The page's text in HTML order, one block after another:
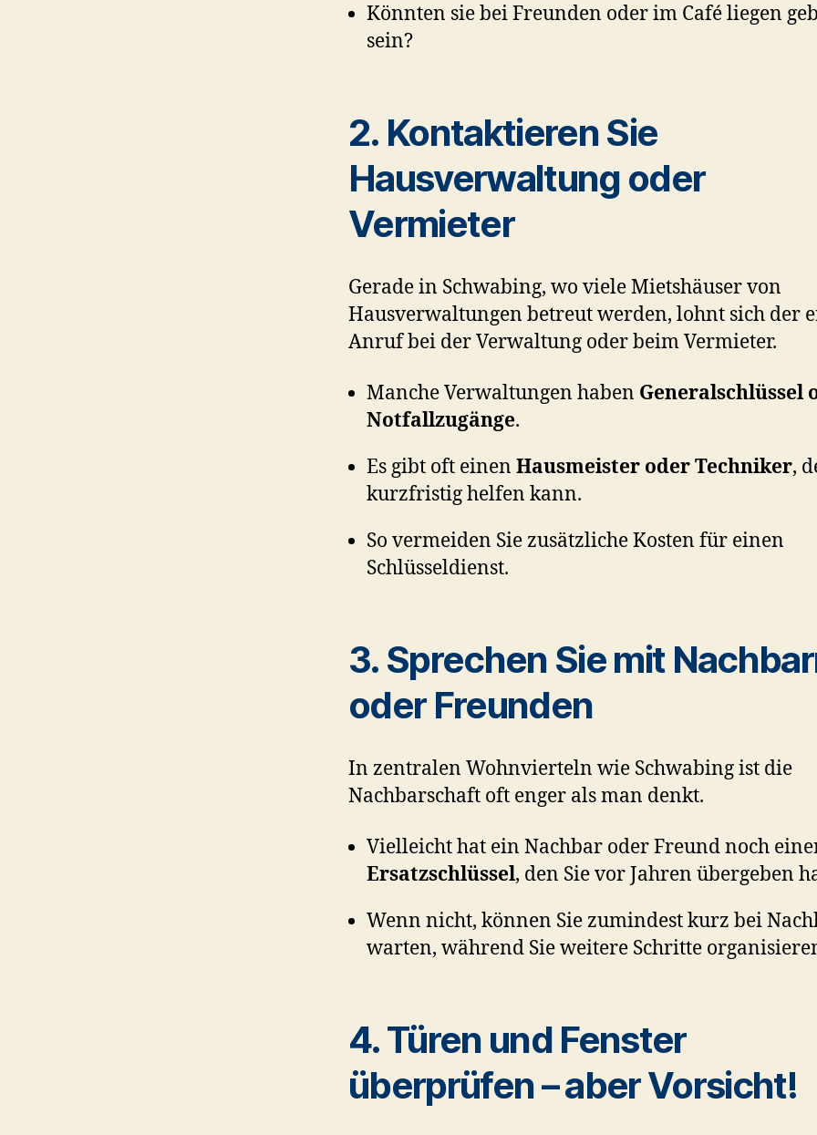
Könnten sie bei Freunden oder im Café liegen
sein?
2. Kontaktieren Sie
Hausverwaltung oder
Vermieter
Gerade in Schwabing, wo viele Mietshäuser von
Hausverwaltungen betreut werden, lohnt sich der
Anruf bei der Verwaltung oder beim Vermieter.
Manche Verwaltungen haben Generalschlüssel
Notfallzugänge.
Es gibt oft einen Hausmeister oder Techniker,
kurzfristig helfen kann.
So vermeiden Sie zusätzliche Kosten für einen
Schlüsseldienst.
3. Sprechen Sie mit
oder Freunden
In zentralen Wohnvierteln wie Schwabing ist die
Nachbarschaft oft enger als man denkt.
Vielleicht hat ein Nachbar oder Freund noch
Ersatzschlüssel, den Sie vor Jahren übergeben
Wenn nicht, können Sie zumindest kurz bei
warten, während Sie weitere Schritte
4. Türen und Fenster
überprüfen – aber Vorsicht!